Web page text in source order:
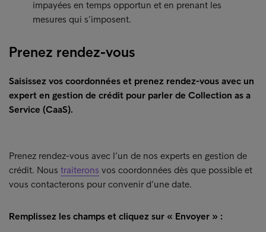
impayées en temps opportun et en prenant les
mesures qui s’imposent.
Prenez rendez-vous
Saisissez vos coordonnées et prenez rendez-vous avec un
expert en gestion de crédit pour parler de Collection as a
Service (CaaS).
Prenez rendez-vous avec l’un de nos experts en gestion de
crédit. Nous traiterons vos coordonnées dès que possible et
vous contacterons pour convenir d’une date.
Remplissez les champs et cliquez sur « Envoyer » :